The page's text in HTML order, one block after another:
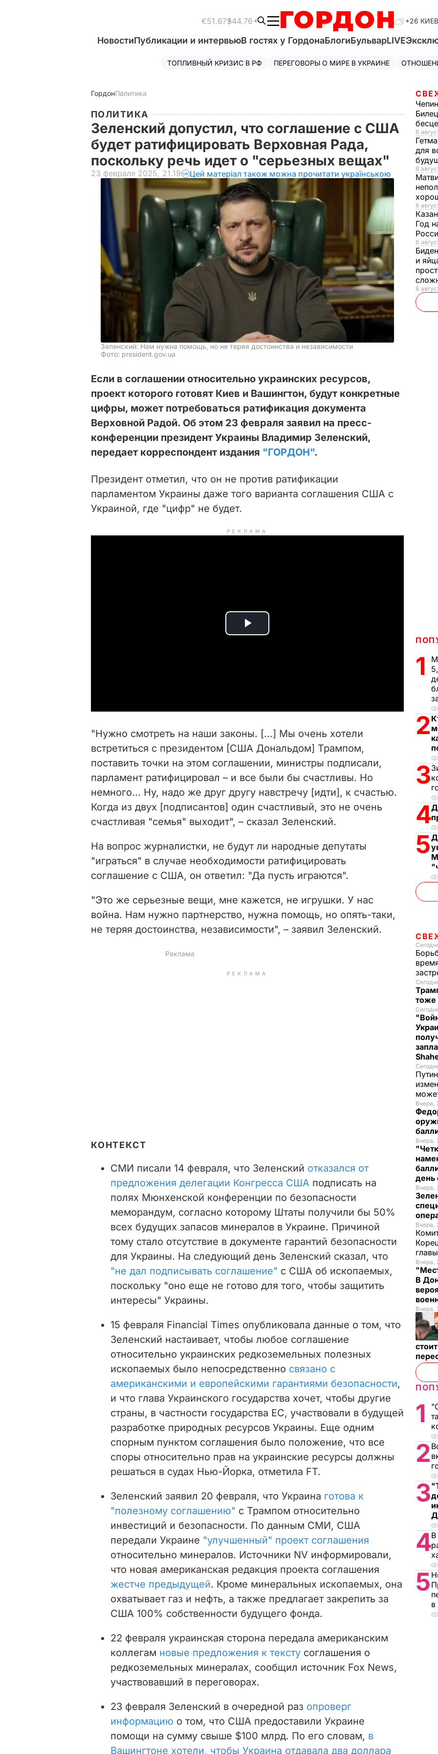
€51.67$44.76 +26 КИЕВ
НовостиПубликации и интервьюВ гостях у ГордонаБлогиБульварLIVE
ТОПЛИВНЫЙ КРИЗИС В РФ ПЕРЕГОВОРЫ О МИРЕ В УКРАИНЕ
ГордонПолитика
ПОЛИТИКА
Зеленский допустил, что соглашение с США
будет ратифицировать Верховная Рада,
поскольку речь идет о "серьезных вещах"
23 февраля 2025, 21.19 Цей матеріал також можна прочитати українською
Зеленский: Нам нужна помощь, но не теряя достоинства и независимости
Фото: president.gov.ua
Если в соглашении относительно украинских ресурсов,
проект которого готовят Киев и Вашингтон, будут конкретные
цифры, может потребоваться ратификация документа
Верховной Радой. Об этом 23 февраля заявил на пресс-
конференции президент Украины Владимир Зеленский,
передает корреспондент издания "ГОРДОН".
Президент отметил, что он не против ратификации
парламентом Украины даже того варианта соглашения США с
Украиной, где "цифр" не будет.
РЕКЛАМА
P
i
d
e
o
"Нужно смотреть на наши законы. [...] Мы очень хотели
встретиться с президентом [США Дональдом] Трампом,
поставить точки на этом соглашении, министры подписали,
парламент ратифицировал – и все были бы счастливы. Но
немного... Ну, надо же друг другу навстречу [идти], к счастью.
Когда из двух [подписантов] один счастливый, это не очень
счастливая "семья" выходит", – сказал Зеленский.
На вопрос журналистки, не будут ли народные депутаты
"играться" в случае необходимости ратифицировать
соглашение с США, он ответил: "Да пусть играются".
"Это же серьезные вещи, мне кажется, не игрушки. У нас
война. Нам нужно партнерство, нужна помощь, но опять-таки,
не теряя достоинства, независимости", – заявил Зеленский.
РЕКЛАМА
КОНТЕКСТ
СМИ писали 14 февраля, что Зеленский отказался от
предложения делегации Конгресса США подписать на
полях Мюнхенской конференции по безопасности
меморандум, согласно которому Штаты получили бы 50%
всех будущих запасов минералов в Украине. Причиной
тому стало отсутствие в документе гарантий безопасности
для Украины. На следующий день Зеленский сказал, что
"не дал подписывать соглашение" с США об ископаемых,
поскольку "оно еще не готово для того, чтобы защитить
интересы" Украины.
15 февраля Financial Times опубликовала данные о том, что
Зеленский настаивает, чтобы любое соглашение
относительно украинских редкоземельных полезных
ископаемых было непосредственно связано с
американскими и европейскими гарантиями безопасности,
и что глава Украинского государства хочет, чтобы другие
страны, в частности государства ЕС, участвовали в будущей
разработке природных ресурсов Украины. Еще одним
спорным пунктом соглашения было положение, что все
споры относительно прав на украинские ресурсы должны
решаться в судах Нью-Йорка, отметила FT.
Зеленский заявил 20 февраля, что Украина готова к
"полезному соглашению" с Трампом относительно
инвестиций и безопасности. По данным СМИ, США
передали Украине "улучшенный" проект соглашения
относительно минералов. Источники NV информировали,
что новая американская редакция проекта соглашения
жестче предыдущей. Кроме минеральных ископаемых, она
охватывает газ и нефть, а также предлагает закрепить за
США 100% собственности будущего фонда.
22 февраля украинская сторона передала американским
коллегам новые предложения к тексту соглашения о
редкоземельных минералах, сообщил источник Fox News,
участвовавший в переговорах.
23 февраля Зеленский в очередной раз опроверг
информацию о том, что США предоставили Украине
помощи на сумму свыше $100 млрд. По его словам, в
Вашингтоне хотели, чтобы Украина отдавала два доллара
6
для
6
6
Год
6
и
6
1
2
3
4
5
тоже
Вчера,
Вчера,
день
Вчера,
Вчера,
Вчера,
В
Вчера,
1
2
3
4В
5
в